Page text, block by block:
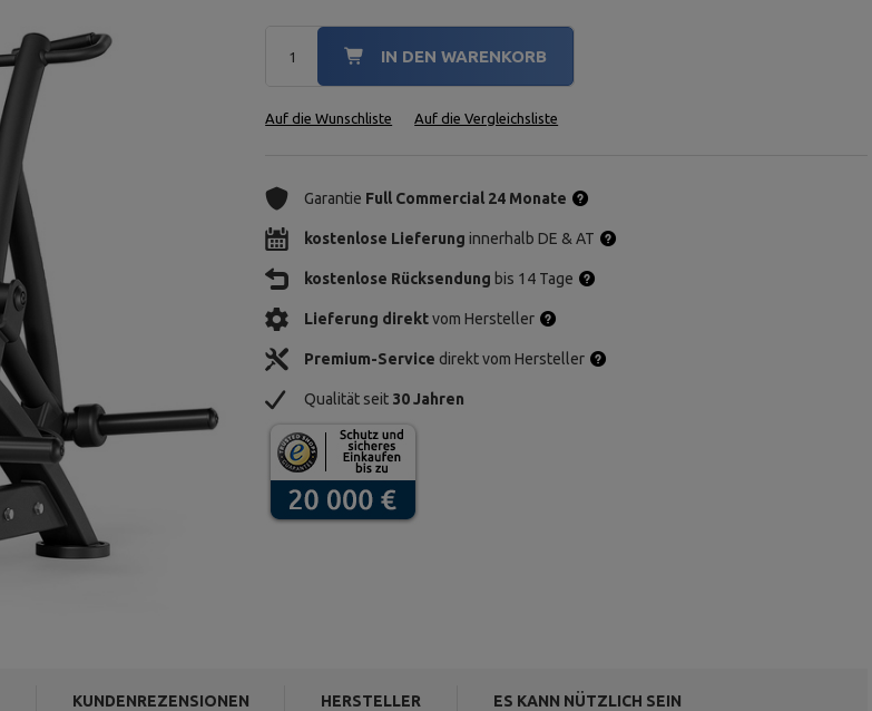
IN DEN WARENKORB
Auf die Wunschliste Auf die Vergleichsliste
Garantie Full Commercial 24 Monate
kostenlose Lieferung innerhalb DE & AT
kostenlose Rücksendung bis 14 Tage
Lieferung direktvom Hersteller
Premium-Service direkt vom Hersteller
Qualität seit 30 Jahren
KUNDENREZENSIONEN HERSTELLER ES KANN NÜTZLICH SEIN